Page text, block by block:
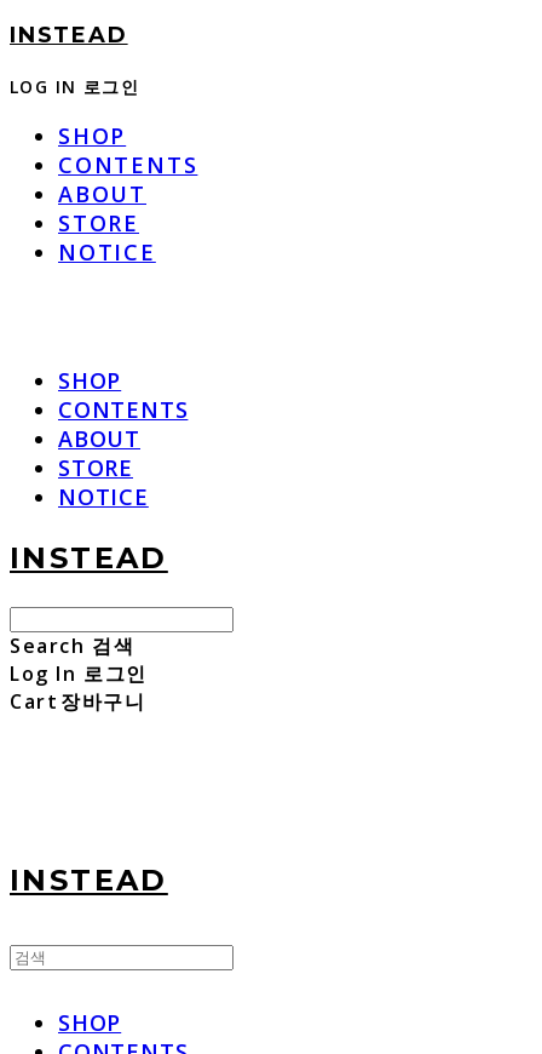
INSTEAD
LOG IN 로그인
SHOP
CONTENTS
ABOUT
STORE
NOTICE
SHOP
CONTENTS
ABOUT
STORE
NOTICE
INSTEAD
Search 검색
Log In 로그인
Cart 장바구니
INSTEAD
SHOP